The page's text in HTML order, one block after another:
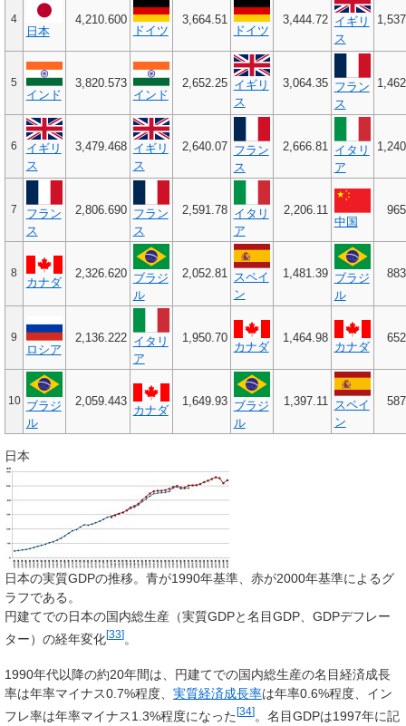
4
日本
4,210.600
ドイツ
3,664.51
ドイツ
3,444.72 イギリ
ス
5
インド
3,820.573
インド
2,652.25 イギリ
ス
3,064.35 フラン
ス
6
イギリ
ス
3,479.468 イギリ
ス
2,640.07 フラン
ス
2,666.81 イタリ
ア
7
フラン
ス
2,806.690 フラン
ス
2,591.78 イタリ
ア
2,206.11
中国
8
カナダ
2,326.620 ブラジ
ル
2,052.81 スペイ
ン
1,481.39 ブラジ
ル
9
ロシア
2,136.222 イタリ
ア
1,950.70
カナダ
1,464.98
カナダ
10 ブラジ
ル
2,059.443
カナダ
1,649.93 ブラジ
ル
1,397.11 スペイ
ン
日本
日本の実質GDPの推移。青が1990年基準、赤が2000年基準によるグ
ラフである。
円建てでの日本の国内総生産（実質GDPと名目GDP、GDPデフレー
ター）の経年変化[33]。
1990年代以降の約20年間は、円建てでの国内総生産の名目経済成長
率は年率マイナス0.7%程度、 実質経済成長率は年率0.6%程度、イン
フレ率は年率マイナス1.3%程度になった[34]。名目GDPは1997年に記